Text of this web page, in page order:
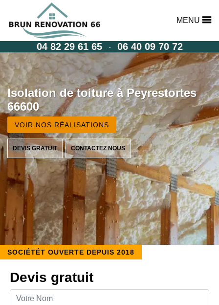
MENU
04 82 29 61 65 - 06 40 09 70 72
Isolation de toiture à Peyrestortes
66600
VOIR NOS RÉALISATIONS
DEVIS GRATUIT CONTACTEZ NOUS
SOCIÉTÉT OUVERTE DEPUIS 2018
Devis gratuit